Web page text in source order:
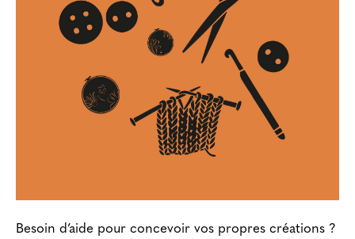
Besoin d’aide pour concevoir vos propres créations ?